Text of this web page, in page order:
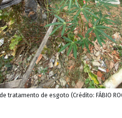
tratamento de esgoto (Crédito: FÁBIO